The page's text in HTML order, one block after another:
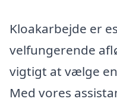
Kloakarbejde er
velfungerende
vigtigt at vælge
Med vores